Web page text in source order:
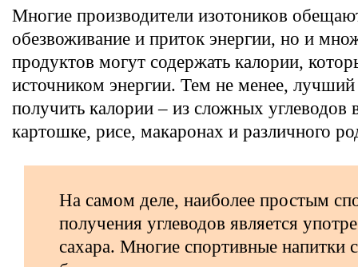
Многие производители изотоников
обезвоживание и приток энергии, но и
продуктов могут содержать калории,
источником энергии. Тем не менее,
получить калории – из сложных углеводов
картошке, рисе, макаронах и различного
На самом деле, наиболее простым
получения углеводов является
сахара. Многие спортивные напитки